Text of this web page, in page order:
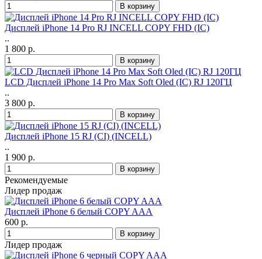
Дисплей iPhone 14 Pro RJ INCELL COPY FHD (IC)
..
1 800 р.
LCD Дисплей iPhone 14 Pro Max Soft Oled (IC) RJ 120ГЦ
..
3 800 р.
Дисплей iPhone 15 RJ (CI) (INCELL)
..
1 900 р.
Рекомендуемые
Лидер продаж
Дисплей iPhone 6 белый COPY AAA
600 р.
Лидер продаж